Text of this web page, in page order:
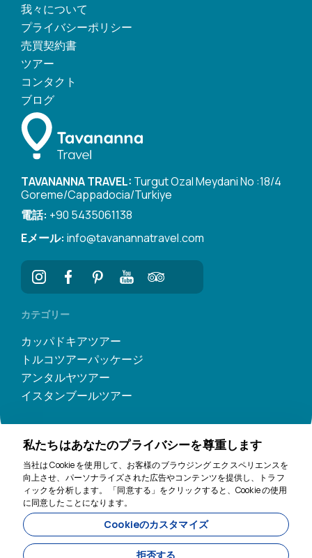
我々について
プライバシーポリシー
売買契約書
ツアー
コンタクト
ブログ
TAVANANNA TRAVEL: Turgut Ozal Meydani No :18/4
Goreme/Cappadocia/Turkiye
電話: +90 5435061138
Eメール: info@tavanannatravel.com
カテゴリー
カッパドキアツアー
トルコツアーパッケージ
アンタルヤツアー
イスタンブールツアー
Tavananna Travel - 11200
私たちはあなたのプライバシーを尊重します
当社は Cookie を使用して、お客様のブラウジング エクスペリエンスを
向上させ、パーソナライズされた広告やコンテンツを提供し、トラフ
ィックを分析します。 「同意する」をクリックすると、Cookie の使用
に同意したことになります。
Cookieのカスタマイズ
拒否する
お手伝いします